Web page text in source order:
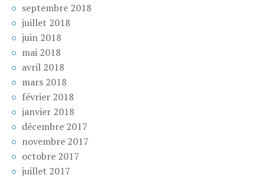
septembre 2018
juillet 2018
juin 2018
mai 2018
avril 2018
mars 2018
février 2018
janvier 2018
décembre 2017
novembre 2017
octobre 2017
juillet 2017